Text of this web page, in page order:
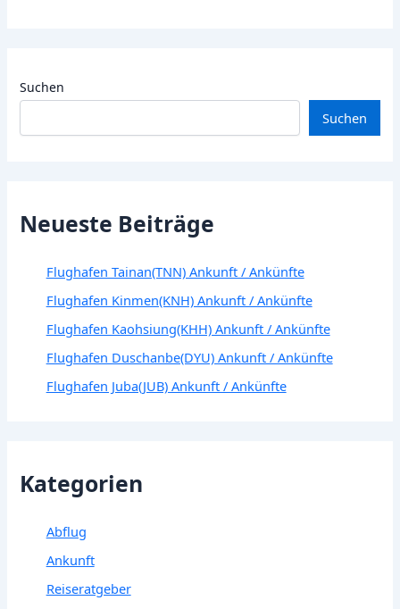
Suchen
Suchen
Neueste Beiträge
Flughafen Tainan(TNN) Ankunft / Ankünfte
Flughafen Kinmen(KNH) Ankunft / Ankünfte
Flughafen Kaohsiung(KHH) Ankunft / Ankünfte
Flughafen Duschanbe(DYU) Ankunft / Ankünfte
Flughafen Juba(JUB) Ankunft / Ankünfte
Kategorien
Abflug
Ankunft
Reiseratgeber